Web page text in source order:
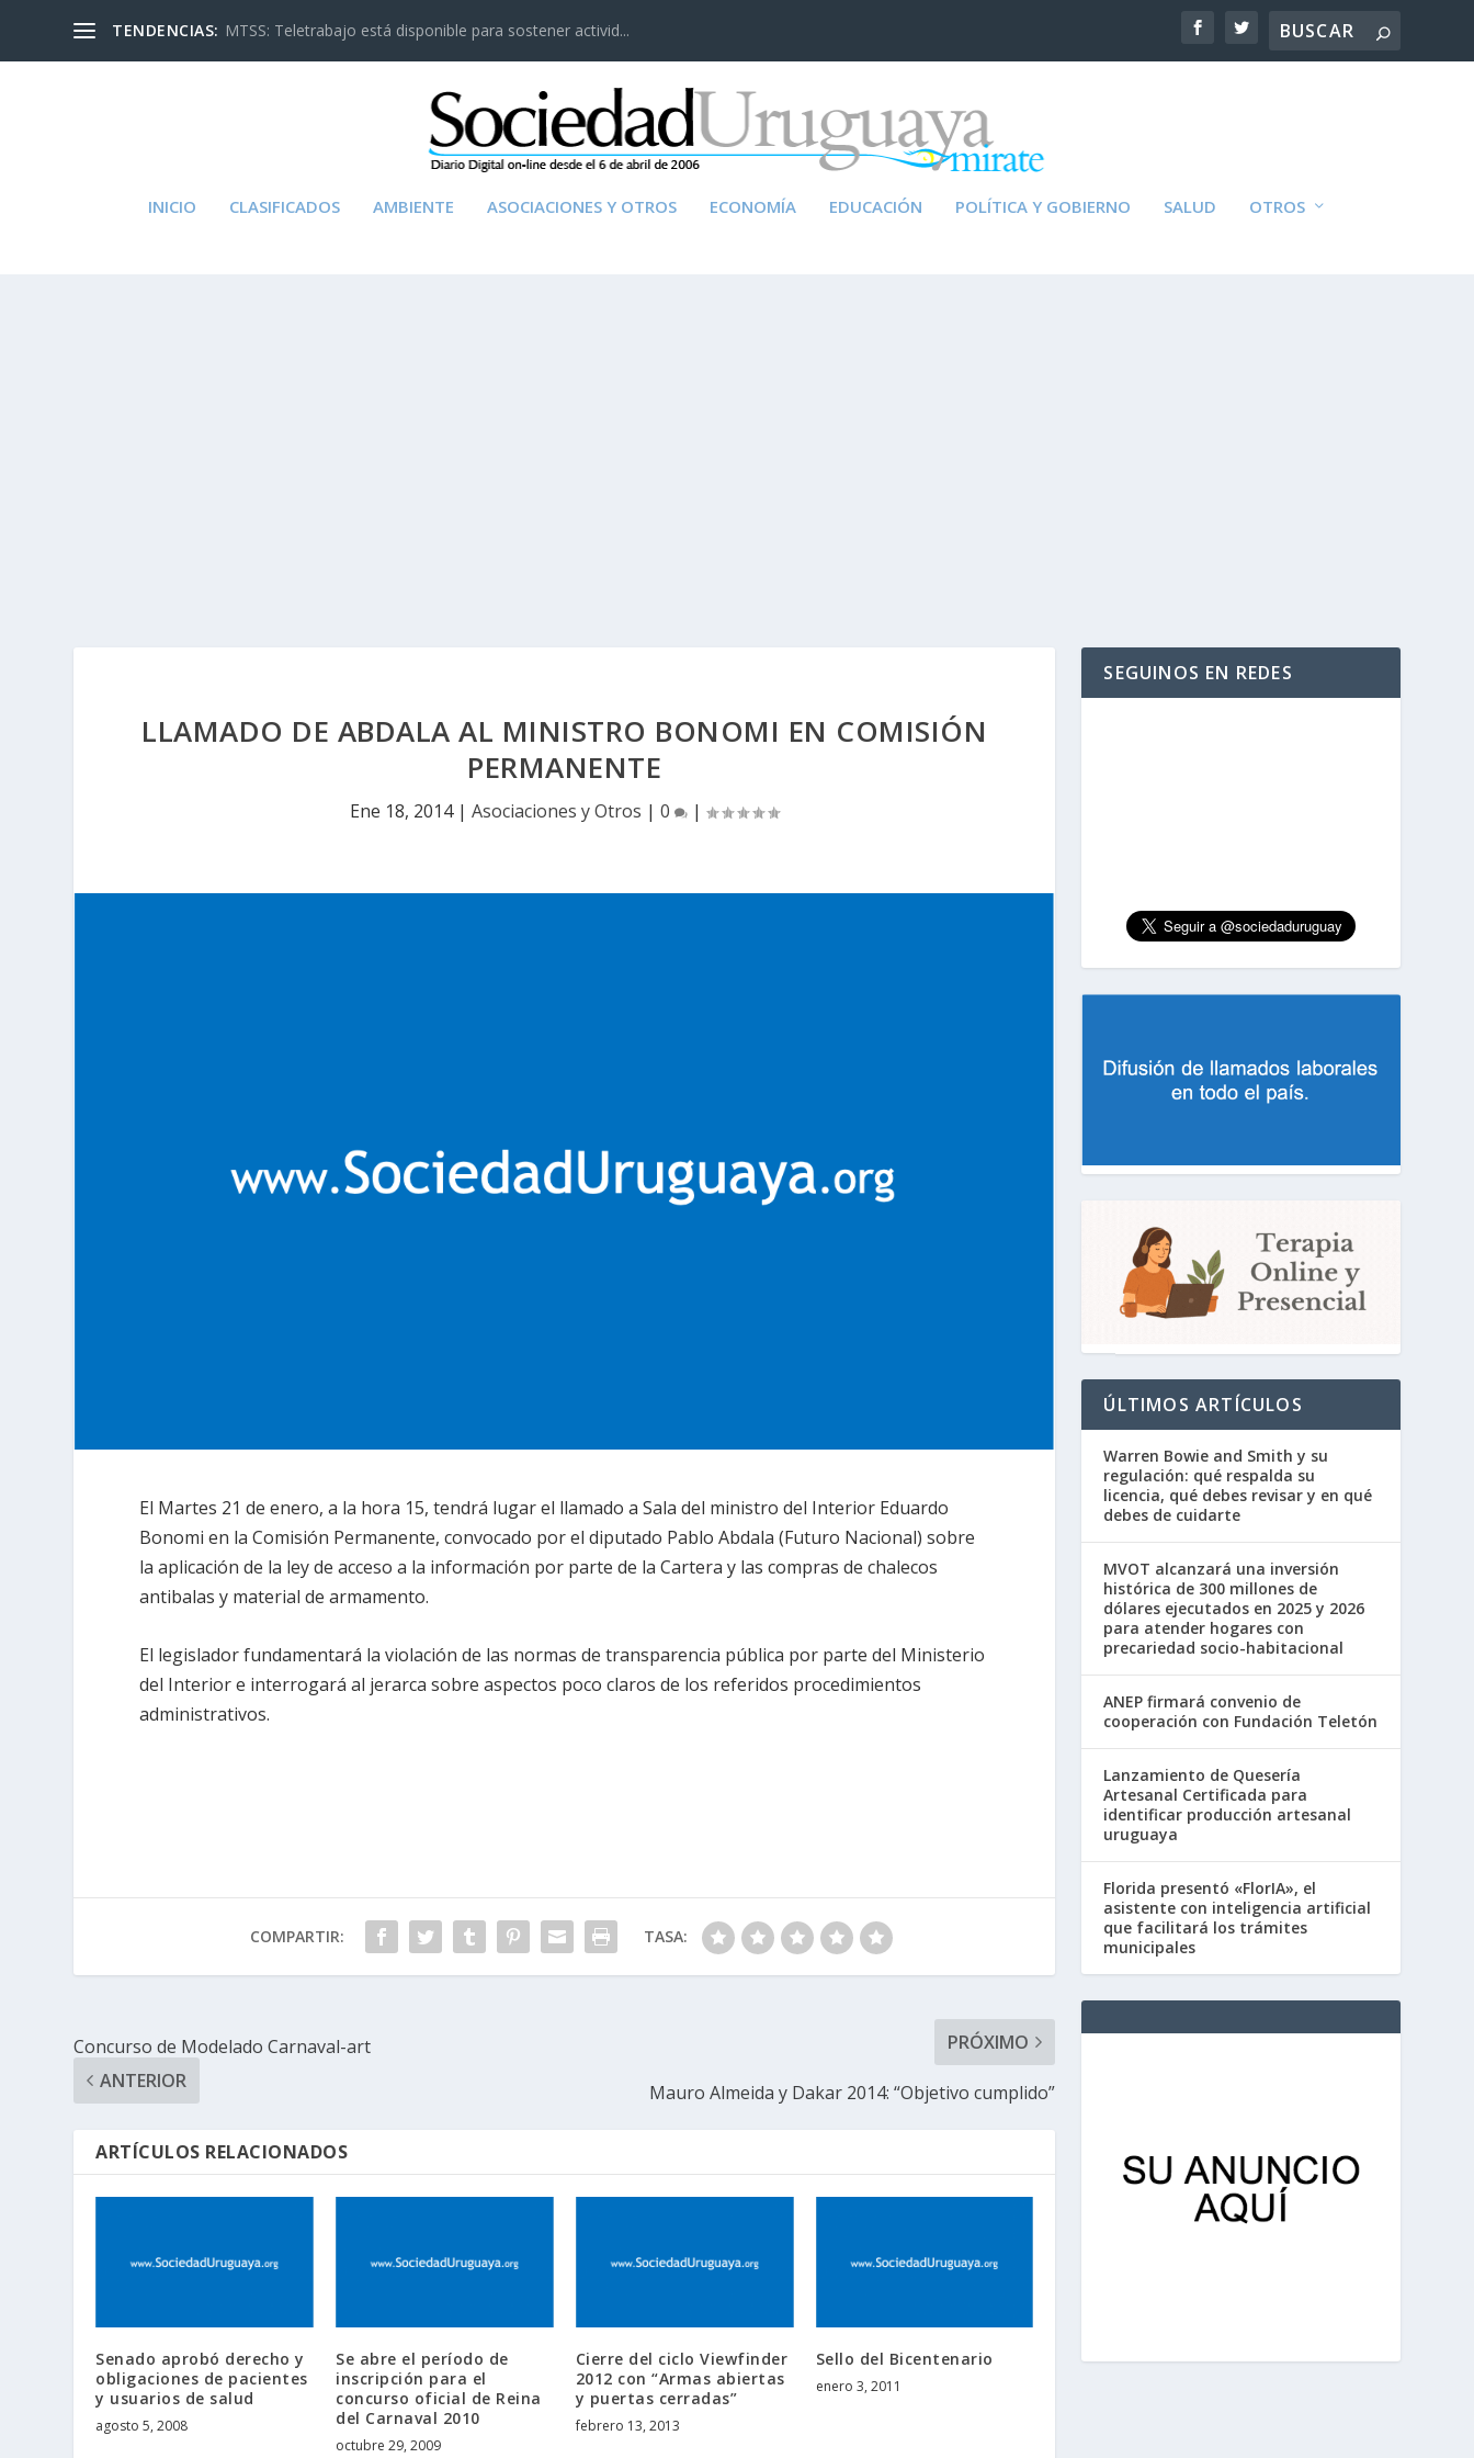
TENDENCIAS: MTSS: Teletrabajo está disponible para sostener activid...
INICIO CLASIFICADOS AMBIENTE ASOCIACIONES Y OTROS ECONOMÍA EDUCACIÓN POLÍTICA Y GOBIERNO SALUD OTROS
LLAMADO DE ABDALA AL MINISTRO BONOMI EN COMISIÓN
PERMANENTE
Ene 18, 2014|Asociaciones y Otros |0 |
El Martes 21 de enero, a la hora 15, tendrá lugar el llamado a Sala del ministro del Interior Eduardo
Bonomi en la Comisión Permanente, convocado por el diputado Pablo Abdala (Futuro Nacional) sobre
la aplicación de la ley de acceso a la información por parte de la Cartera y las compras de chalecos
antibalas y material de armamento.
El legislador fundamentará la violación de las normas de transparencia pública por parte del Ministerio
del Interior e interrogará al jerarca sobre aspectos poco claros de los referidos procedimientos
administrativos.
COMPARTIR: TASA:
Concurso de Modelado Carnaval-art
ANTERIOR
PRÓXIMO
Mauro Almeida y Dakar 2014: “Objetivo cumplido”
ARTÍCULOS RELACIONADOS
Senado aprobó derecho y
obligaciones de pacientes
y usuarios de salud
agosto 5, 2008
Se abre el período de
inscripción para el
concurso oficial de Reina
del Carnaval 2010
octubre 29, 2009
Cierre del ciclo Viewfinder
2012 con “Armas abiertas
y puertas cerradas”
febrero 13, 2013
Sello del Bicentenario
enero 3, 2011
SEGUINOS EN REDES
ÚLTIMOS ARTÍCULOS
Warren Bowie and Smith y su
regulación: qué respalda su
licencia, qué debes revisar y en qué
debes de cuidarte
MVOT alcanzará una inversión
histórica de 300 millones de
dólares ejecutados en 2025 y 2026
para atender hogares con
precariedad socio-habitacional
ANEP firmará convenio de
cooperación con Fundación Teletón
Lanzamiento de Quesería
Artesanal Certificada para
identificar producción artesanal
uruguaya
Florida presentó «FlorIA», el
asistente con inteligencia artificial
que facilitará los trámites
municipales